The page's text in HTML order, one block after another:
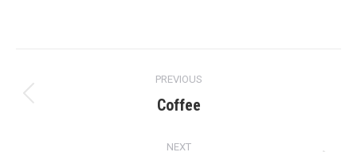
navigation
PREVIOUS
Previous
Coffee
NEXT